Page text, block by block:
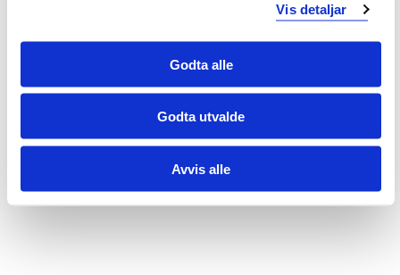
Vis detaljar
Godta alle
Godta utvalde
Avvis alle